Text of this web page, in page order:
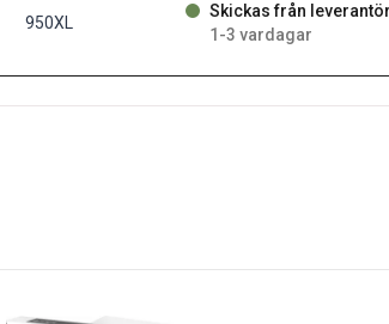
950XL
Skickas från leverantör
1-3 vardagar